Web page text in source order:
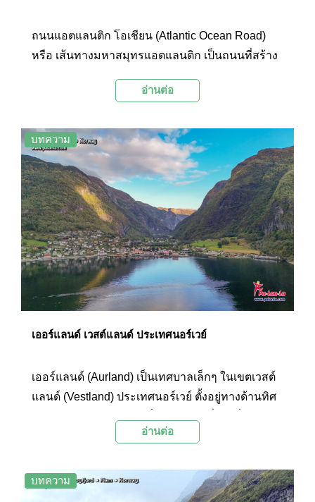
ถนนแอตแลนติก โอเชียน (Atlantic Ocean Road)
หรือ เส้นทางมหาสมุทรแอตแลนติก เป็นถนนที่สร้าง
นอร์เวย์ ซึ่งถูกยกให้เป็น "สุดยอดสิ่งก่อสร้างแห่ง
สัญจรที่ตัดข้ามมหาสมุทรแล้ว ถนนเส้นนี้ยังเป็น
แหล่งท่องเที่ยวที่มีวิวสวยๆ ให้ได้ชมตลอดเส้นทาง
อ่านต่อ
บทความ
เออร์แลนด์ เวสต์แลนด์ ประเทศนอร์เวย์
เออร์แลนด์ (Aurland) เป็นเทศบาลเล็กๆ ในเขตเวสต์
แลนด์ (Vestland) ประเทศนอร์เวย์ ตั้งอยู่ทางด้านทิศ
ลึกที่สุดในโลก ด้วยภูมิประเทศที่เป็นเอกลักษณ์ของ
รัก ทำให้ Aurland กลายเป็นจุดหมายปลายทางยอด
นิยมอีกแห่งหนึ่งสำหรับนักท่องเที่ยว
อ่านต่อ
บทความ